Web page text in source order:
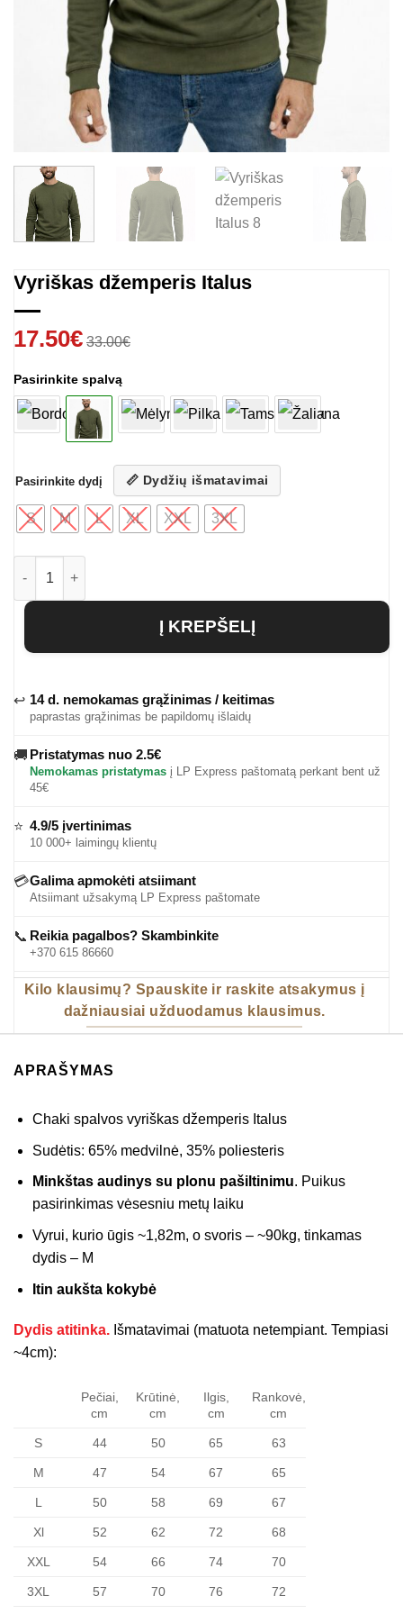
Vyriškas džemperis Italus
17.50€ 33.00€
Pasirinkite spalvą
Pasirinkite dydį 📏 Dydžių išmatavimai
S M L XL XXL 3XL
produkto kiekis: Vyriškas džemperis Italus
Į KREPŠELĮ
↩ 14 d. nemokamas grąžinimas / keitimas
paprastas grąžinimas be papildomų išlaidų
🚚 Pristatymas nuo 2.5€
Nemokamas pristatymas į LP Express paštomatą perkant bent už
45€
⭐ 4.9/5 įvertinimas
10 000+ laimingų klientų
💳Galima apmokėti atsiimant
Atsiimant užsakymą LP Express paštomate
📞 Reikia pagalbos? Skambinkite
+370 615 86660
Kilo klausimų? Spauskite ir raskite atsakymus į
dažniausiai užduodamus klausimus.
APRAŠYMAS
Chaki spalvos vyriškas džemperis Italus
Sudėtis: 65% medvilnė, 35% poliesteris
Minkštas audinys su plonu pašiltinimu. Puikus
pasirinkimas vėsesniu metų laiku
Vyrui, kurio ūgis ~1,82m, o svoris – ~90kg, tinkamas
dydis – M
Itin aukšta kokybė
Dydis atitinka. Išmatavimai (matuota netempiant. Tempiasi
~4cm):
Pečiai,
cm
Krūtinė,
cm
Ilgis,
cm
Rankovė,
cm
S 44 50 65 63
M 47 54 67 65
L 50 58 69 67
Xl 52 62 72 68
XXL 54 66 74 70
3XL 57 70 76 72